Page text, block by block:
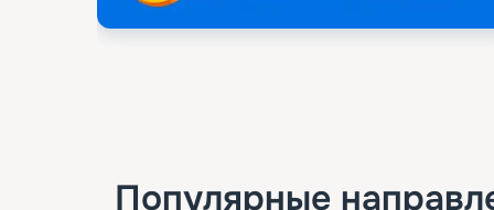
Популярные